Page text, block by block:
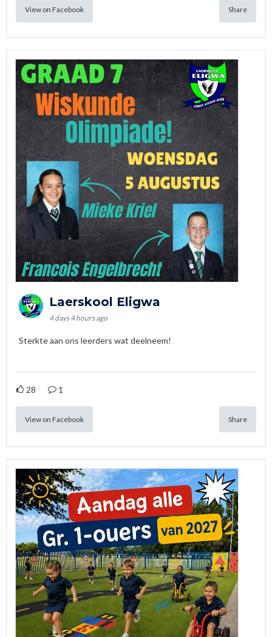
View on Facebook Share
Laerskool Eligwa
4 days 4 hours ago
Sterkte aan ons leerders wat deelneem!
28 1
View on Facebook Share